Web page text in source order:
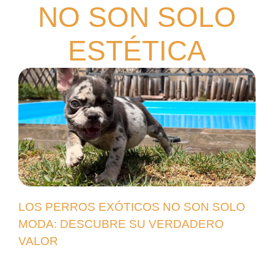
NO SON SOLO
ESTÉTICA
LOS PERROS EXÓTICOS NO SON SOLO
MODA: DESCUBRE SU VERDADERO
VALOR